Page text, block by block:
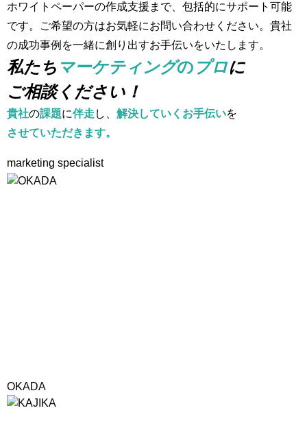
ホワイトペーパーの作成支援まで、包括的にサポート可能
です。ご希望の方はお気軽にお問い合わせください。貴社
の成功事例を一緒に創り出すお手伝いをいたします。
私たち マーケティングの プロに
ご相談ください！
貴社の課題に伴走 し、 解決していくお手伝いを
させていただきます。
marketing specialist
OKADA